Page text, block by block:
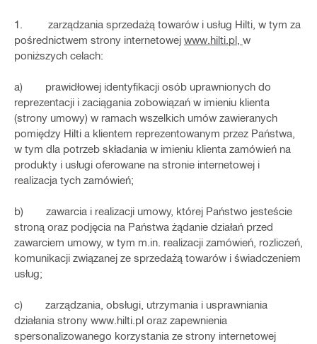
1. zarządzania sprzedażą towarów i usług Hilti, w tym za
pośrednictwem strony internetowej www.hilti.pl, w
poniższych celach:
a) prawidłowej identyfikacji osób uprawnionych do
reprezentacji i zaciągania zobowiązań w imieniu klienta
(strony umowy) w ramach wszelkich umów zawieranych
pomiędzy Hilti a klientem reprezentowanym przez Państwa,
w tym dla potrzeb składania w imieniu klienta zamówień na
produkty i usługi oferowane na stronie internetowej i
realizacja tych zamówień;
b) zawarcia i realizacji umowy, której Państwo jesteście
stroną oraz podjęcia na Państwa żądanie działań przed
zawarciem umowy, w tym m.in. realizacji zamówień, rozliczeń,
komunikacji związanej ze sprzedażą towarów i świadczeniem
usług;
c) zarządzania, obsługi, utrzymania i usprawniania
działania strony www.hilti.pl oraz zapewnienia
spersonalizowanego korzystania ze strony internetowej